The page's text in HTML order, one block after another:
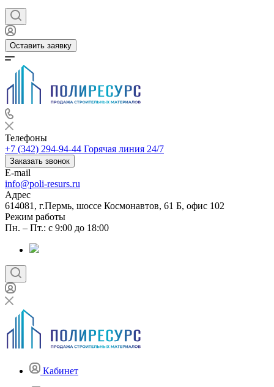
Оставить заявку
Телефоны
+7 (342) 294-94-44 Горячая линия 24/7
Заказать звонок
E-mail
info@poli-resurs.ru
Адрес
614081, г.Пермь, шоссе Космонавтов, 61 Б, офис 102
Режим работы
Пн. – Пт.: с 9:00 до 18:00
Кабинет